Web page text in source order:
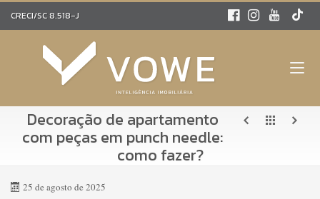
CRECI/SC 8.518-J
Decoração de apartamento
com peças em punch needle:
como fazer?
25 de agosto de 2025